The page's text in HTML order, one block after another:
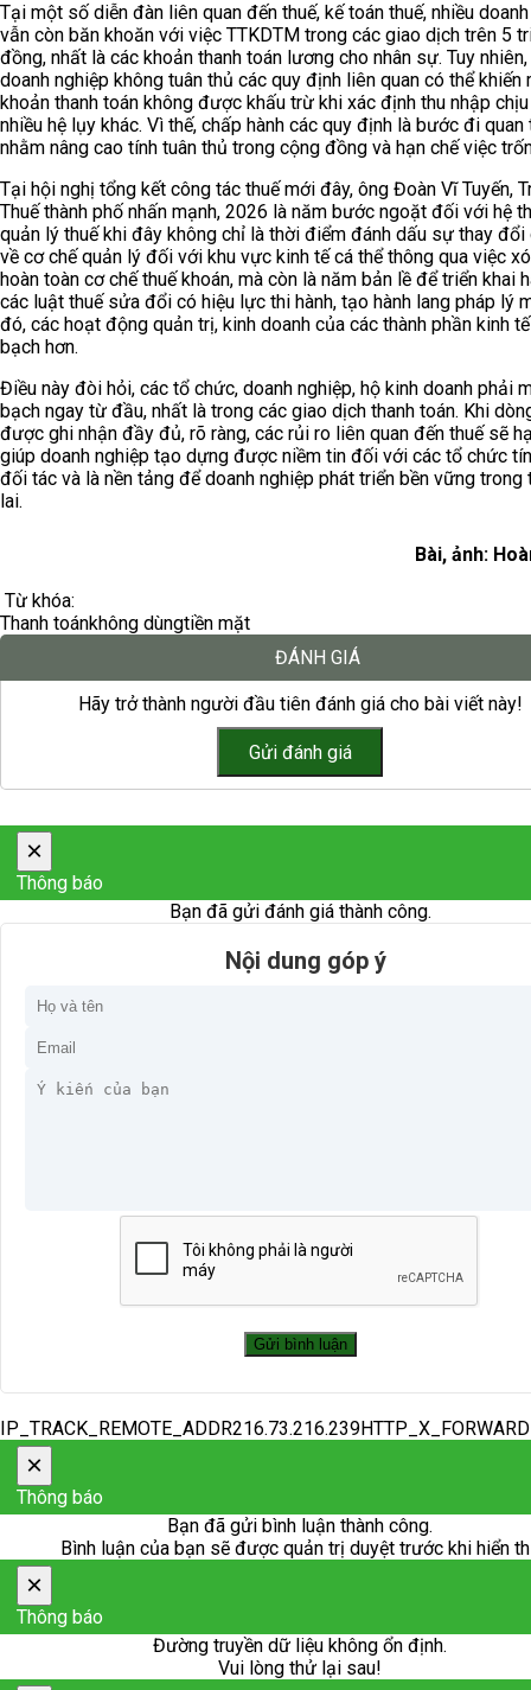
Tại một số diễn đàn liên quan đến thuế, kế toán thuế, nhiều
vẫn còn băn khoăn với việc TTKDTM trong các giao dịch trên 5
đồng, nhất là các khoản thanh toán lương cho nhân sự. Tuy nhiên,
doanh nghiệp không tuân thủ các quy định liên quan có thể khiến
khoản thanh toán không được khấu trừ khi xác định thu nhập
nhiều hệ lụy khác. Vì thế, chấp hành các quy định là bước đi quan
nhằm nâng cao tính tuân thủ trong cộng đồng và hạn chế việc
Tại hội nghị tổng kết công tác thuế mới đây, ông Đoàn Vĩ Tuyến,
Thuế thành phố nhấn mạnh, 2026 là năm bước ngoặt đối với hệ
quản lý thuế khi đây không chỉ là thời điểm đánh dấu sự thay đổi
về cơ chế quản lý đối với khu vực kinh tế cá thể thông qua việc
hoàn toàn cơ chế thuế khoán, mà còn là năm bản lề để triển khai
các luật thuế sửa đổi có hiệu lực thi hành, tạo hành lang pháp lý
đó, các hoạt động quản trị, kinh doanh của các thành phần kinh
bạch hơn.
Điều này đòi hỏi, các tổ chức, doanh nghiệp, hộ kinh doanh phải
bạch ngay từ đầu, nhất là trong các giao dịch thanh toán. Khi
được ghi nhận đầy đủ, rõ ràng, các rủi ro liên quan đến thuế sẽ
giúp doanh nghiệp tạo dựng được niềm tin đối với các tổ chức
đối tác và là nền tảng để doanh nghiệp phát triển bền vững trong
lai.
Bài, ảnh:
Từ khóa:
Thanh toánkhông dùngtiền mặt
ĐÁNH GIÁ
Hãy trở thành người đầu tiên đánh giá cho bài viết này!
×
Thông báo
Bạn đã gửi đánh giá thành công.
Nội dung góp ý
×
Thông báo
Bạn đã gửi bình luận thành công.
Bình luận của bạn sẽ được quản trị duyệt trước khi hiển
×
Thông báo
Đường truyền dữ liệu không ổn định.
Vui lòng thử lại sau!